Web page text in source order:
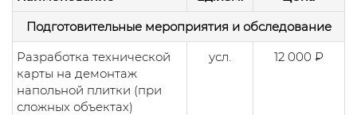
Подготовительные мероприятия и обследование
Разработка технической
карты на демонтаж
напольной плитки (при
сложных объектах)
усл. 12 000 ₽